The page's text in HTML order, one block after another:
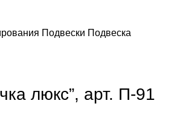
Подвески Подвеска
люкс”, арт. П-91